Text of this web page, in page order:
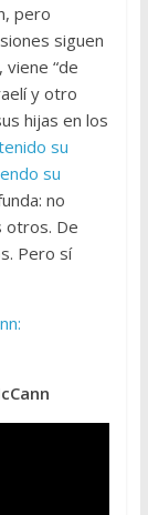
pero
siguen
viene “de
y otro
hijas en los
su
su
no
otros. De
Pero sí